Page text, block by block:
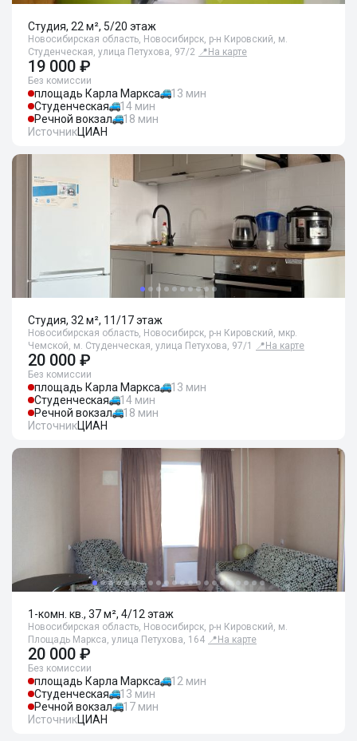
Студия, 22 м², 5/20 этаж
Новосибирская область, Новосибирск, р-н Кировский, м.
Студенческая, улица Петухова, 97/2 📍 На карте
19 000 ₽
Без комиссии
площадь Карла Маркса
13 мин
Студенческая
14 мин
Речной вокзал
18 мин
ИсточникЦИАН
Студия, 32 м², 11/17 этаж
Новосибирская область, Новосибирск, р-н Кировский, мкр.
Чемской, м. Студенческая, улица Петухова, 97/1
📍 На карте
20 000 ₽
Без комиссии
площадь Карла Маркса
13 мин
Студенческая
14 мин
Речной вокзал
18 мин
ИсточникЦИАН
1-комн. кв., 37 м², 4/12 этаж
Новосибирская область, Новосибирск, р-н Кировский, м.
Площадь Маркса, улица Петухова, 164 📍 На карте
20 000 ₽
Без комиссии
площадь Карла Маркса
12 мин
Студенческая
13 мин
Речной вокзал
17 мин
ИсточникЦИАН